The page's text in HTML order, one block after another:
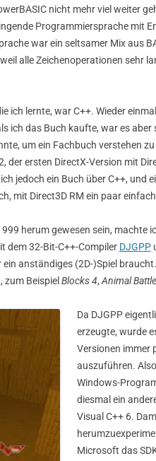
nicht mehr viel weiter
Programmiersprache mit
war ein seltsamer Mix aus
alle Zeichenoperationen sehr
ich lernte, war C++. Wieder
ich das Buch kaufte, war es
um ein Fachbuch verstehen
der ersten DirectX-Version mit
jedoch ein Buch über C++, und
mit Direct3D RM ein paar
herum gewesen sein, machte
dem 32-Bit-C++-Compiler DJGPP
anständiges (2D-)Spiel
zum Beispiel Blocks 4, Animal Battle
Da DJGPP
erzeugte, wurde
Versionen immer
auszuführen.
Windows-
diesmal ein
Visual C++ 6.
Microsoft das